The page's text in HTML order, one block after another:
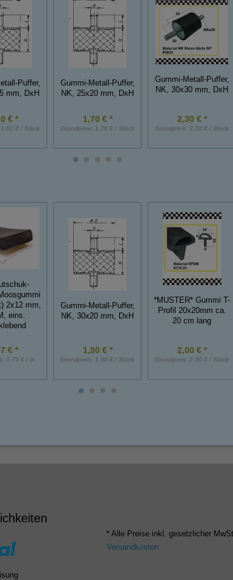
Puffer,
mm, DxH
€ *
1,60 € / Stück
Gummi-Metall-Puffer,
NK, 25x20 mm, DxH
1,70 € *
Grundpreis: 1,70 € / Stück
Gummi-Metall-Puffer,
NK, 30x30 mm, DxH
2,30 € *
Grundpreis: 2,30 € / Stück
2x12 mm,
eins.
€ *
0,79 € / m
Gummi-Metall-Puffer,
NK, 30x20 mm, DxH
1,90 € *
Grundpreis: 1,90 € / Stück
*MUSTER* Gummi T-
Profil 20x20mm ca.
20 cm lang
2,00 € *
Grundpreis: 2,00 € / Stück
* Alle Preise inkl. gesetzlicher
Versandkosten